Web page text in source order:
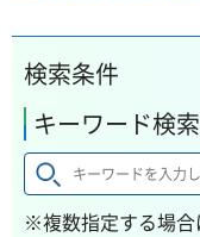
検索条件
キーワード検索
※複数指定する場合